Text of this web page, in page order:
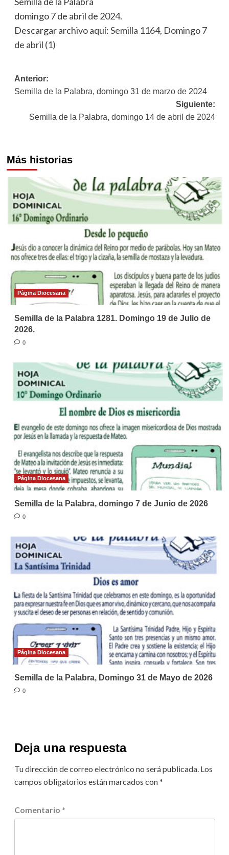
domingo 7 de abril de 2024.
Descargar archivo aquí:Semilla 1164, Domingo 7
de abril (1)
Navegación
de
entradas
Anterior:
Semilla de la Palabra, domingo 31 de marzo de 2024
Siguiente:
Semilla de la Palabra, domingo 14 de abril de 2024
Más historias
Página Diocesana
Semilla de la Palabra 1281. Domingo 19 de Julio de
2026.
0
Página Diocesana
Semilla de la Palabra, domingo 7 de Junio de 2026
0
Página Diocesana
Semilla de la Palabra, Domingo 31 de Mayo de 2026
0
Deja una respuesta
Tu dirección de correo electrónico no será publicada. Los
campos obligatorios están marcados con*
Comentario *